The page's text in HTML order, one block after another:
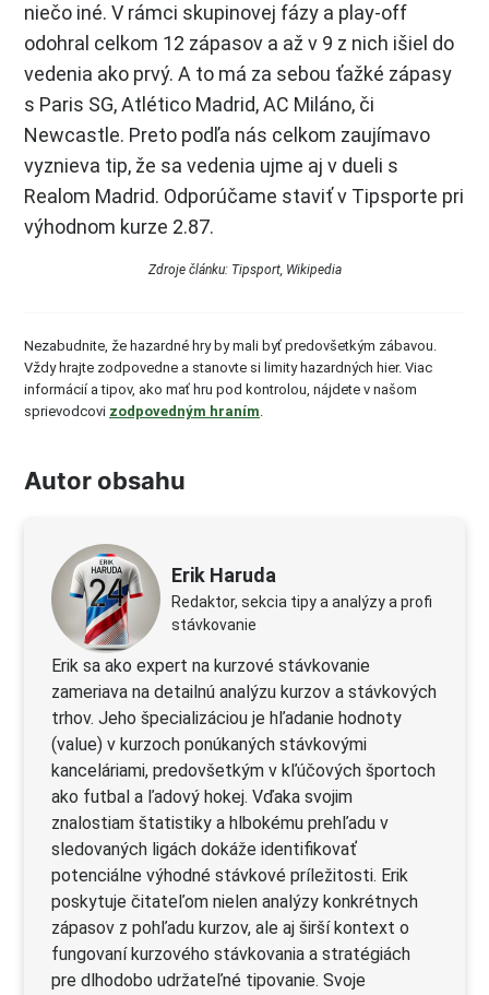
niečo iné. V rámci skupinovej fázy a play-off
odohral celkom 12 zápasov a až v 9 z nich išiel do
vedenia ako prvý. A to má za sebou ťažké zápasy
s Paris SG, Atlético Madrid, AC Miláno, či
Newcastle. Preto podľa nás celkom zaujímavo
vyznieva tip, že sa vedenia ujme aj v dueli s
Realom Madrid. Odporúčame staviť v Tipsporte pri
výhodnom kurze 2.87.
Zdroje článku: Tipsport, Wikipedia
Nezabudnite, že hazardné hry by mali byť predovšetkým zábavou.
Vždy hrajte zodpovedne a stanovte si limity hazardných hier. Viac
informácií a tipov, ako mať hru pod kontrolou, nájdete v našom
sprievodcovi zodpovedným hraním.
Autor obsahu
Erik Haruda
Redaktor, sekcia tipy a analýzy a profi
stávkovanie
Erik sa ako expert na kurzové stávkovanie
zameriava na detailnú analýzu kurzov a stávkových
trhov. Jeho špecializáciou je hľadanie hodnoty
(value) v kurzoch ponúkaných stávkovými
kanceláriami, predovšetkým v kľúčových športoch
ako futbal a ľadový hokej. Vďaka svojim
znalostiam štatistiky a hlbokému prehľadu v
sledovaných ligách dokáže identifikovať
potenciálne výhodné stávkové príležitosti. Erik
poskytuje čitateľom nielen analýzy konkrétnych
zápasov z pohľadu kurzov, ale aj širší kontext o
fungovaní kurzového stávkovania a stratégiách
pre dlhodobo udržateľné tipovanie. Svoje